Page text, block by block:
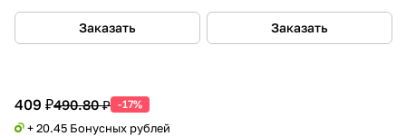
Заказать Заказать
409 ₽490.80 ₽ -17%
+ 20.45 Бонусных рублей